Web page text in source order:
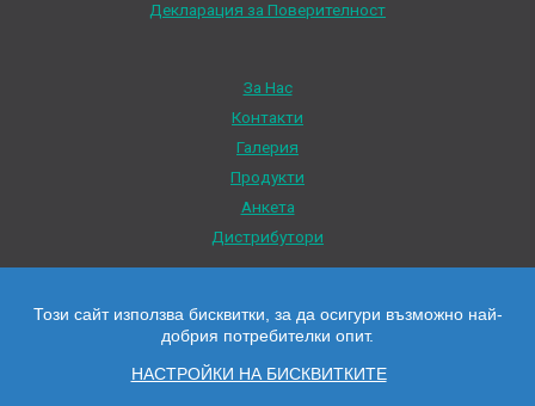
Този сайт използва бисквитки, за да осигури възможно най-
добрия потребителки опит.
НАСТРОЙКИ НА БИСКВИТКИТЕ
Декларация за Поверителност
За Нас
Контакти
Галерия
Продукти
Анкета
Дистрибутори
Всички цени са с ДДС Всички права запазени © 2026 Нико Терм